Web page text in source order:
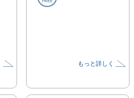
もっと詳しく